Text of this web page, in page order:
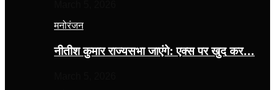
मनोरंजन
नीतीश कुमार राज्यसभा जाएंगे: एक्स पर खुद कर…